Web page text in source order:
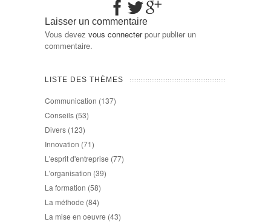
Laisser un commentaire
Vous devez vous connecterpour publier un
commentaire.
LISTE DES THÈMES
Communication (137)
Conseils (53)
Divers (123)
Innovation (71)
L'esprit d'entreprise (77)
L'organisation (39)
La formation (58)
La méthode (84)
La mise en oeuvre (43)